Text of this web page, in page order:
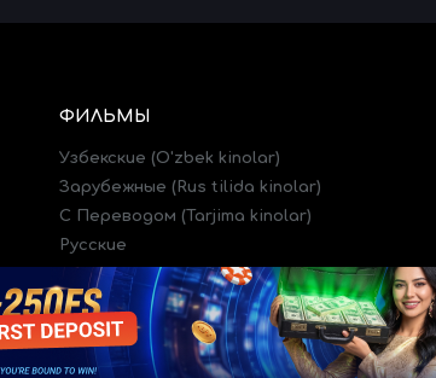
ФИЛЬМЫ
Узбекские (O'zbek kinolar)
Зарубежные (Rus tilida kinolar)
C Переводом (Tarjima kinolar)
Русские
Трейлеры (Treylerlar)